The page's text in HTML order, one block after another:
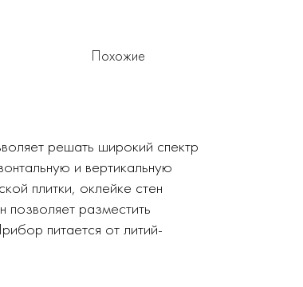
Похожие
решать широкий спектр
и вертикальную
плитки, оклейке стен
разместить
питается от литий-